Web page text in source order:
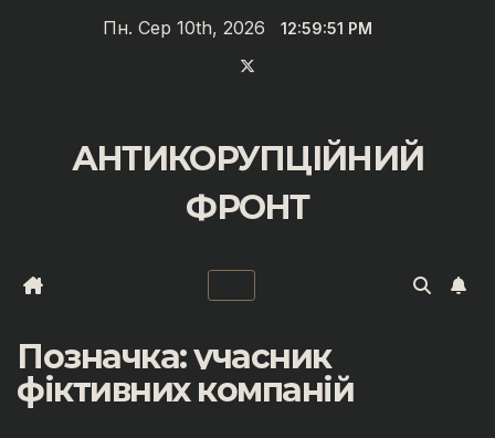
Пн. Сер 10th, 2026 12:59:52 PM
АНТИКОРУПЦІЙНИЙ
ФРОНТ
Позначка:учасник
фіктивних компаній